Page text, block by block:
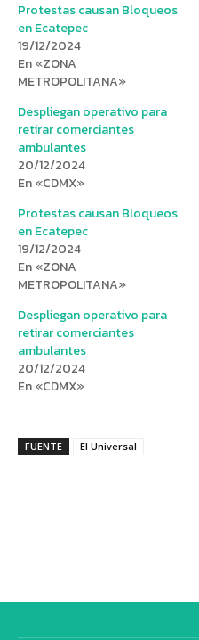
Protestas causan Bloqueos
en Ecatepec
19/12/2024
En «ZONA
METROPOLITANA»
Despliegan operativo para
retirar comerciantes
ambulantes
20/12/2024
En «CDMX»
Protestas causan Bloqueos
en Ecatepec
19/12/2024
En «ZONA
METROPOLITANA»
Despliegan operativo para
retirar comerciantes
ambulantes
20/12/2024
En «CDMX»
FUENTE El Universal